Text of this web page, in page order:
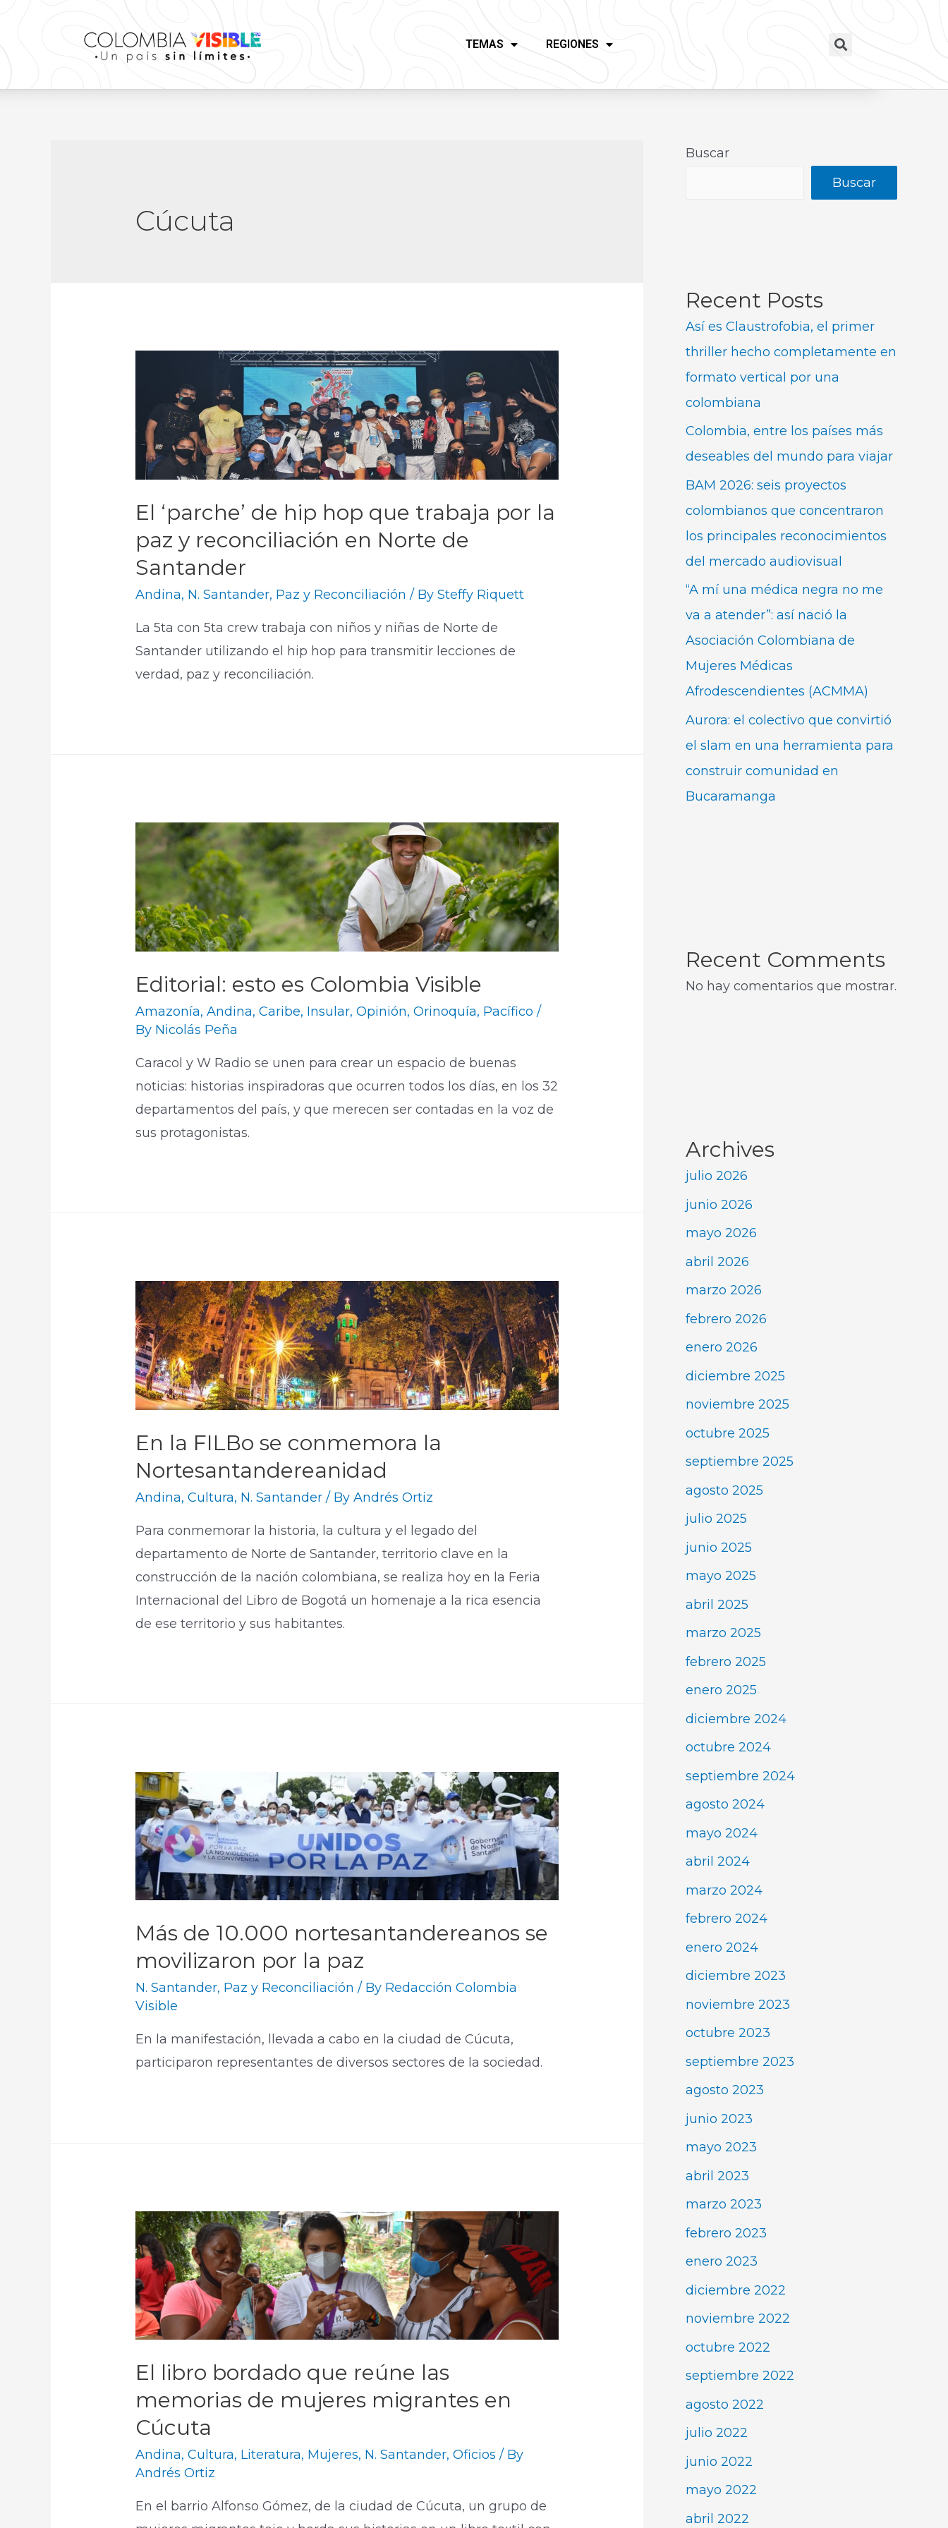
TEMAS REGIONES
Cúcuta
El ‘parche’ de hip hop que trabaja por la
paz y reconciliación en Norte de
Santander
Andina, N. Santander, Paz y Reconciliación / BySteffy Riquett
La 5ta con 5ta crew trabaja con niños y niñas de Norte de
Santander utilizando el hip hop para transmitir lecciones de
verdad, paz y reconciliación.
Editorial: esto es Colombia Visible
Amazonía,Andina,Caribe, Insular,Opinión,Orinoquía, Pacífico /
By Nicolás Peña
Caracol y W Radio se unen para crear un espacio de buenas
noticias: historias inspiradoras que ocurren todos los días, en los 32
departamentos del país, y que merecen ser contadas en la voz de
sus protagonistas.
En la FILBo se conmemora la
Nortesantandereanidad
Andina,Cultura, N. Santander / ByAndrés Ortiz
Para conmemorar la historia, la cultura y el legado del
departamento de Norte de Santander, territorio clave en la
construcción de la nación colombiana, se realiza hoy en la Feria
Internacional del Libro de Bogotá un homenaje a la rica esencia
de ese territorio y sus habitantes.
Más de 10.000 nortesantandereanos se
movilizaron por la paz
N. Santander, Paz y Reconciliación / By Redacción Colombia
Visible
En la manifestación, llevada a cabo en la ciudad de Cúcuta,
participaron representantes de diversos sectores de la sociedad.
El libro bordado que reúne las
memorias de mujeres migrantes en
Cúcuta
Andina,Cultura, Literatura, Mujeres, N. Santander,Oficios / By
Andrés Ortiz
En el barrio Alfonso Gómez, de la ciudad de Cúcuta, un grupo de
Buscar
Buscar
Recent Posts
Así es Claustrofobia, el primer
thriller hecho completamente en
formato vertical por una
colombiana
Colombia, entre los países más
deseables del mundo para viajar
BAM 2026: seis proyectos
colombianos que concentraron
los principales reconocimientos
del mercado audiovisual
“A mí una médica negra no me
va a atender”: así nació la
Asociación Colombiana de
Mujeres Médicas
Afrodescendientes (ACMMA)
Aurora: el colectivo que convirtió
el slam en una herramienta para
construir comunidad en
Bucaramanga
Recent Comments
No hay comentarios que mostrar.
Archives
julio 2026
junio 2026
mayo 2026
abril 2026
marzo 2026
febrero 2026
enero 2026
diciembre 2025
noviembre 2025
octubre 2025
septiembre 2025
agosto 2025
julio 2025
junio 2025
mayo 2025
abril 2025
marzo 2025
febrero 2025
enero 2025
diciembre 2024
octubre 2024
septiembre 2024
agosto 2024
mayo 2024
abril 2024
marzo 2024
febrero 2024
enero 2024
diciembre 2023
noviembre 2023
octubre 2023
septiembre 2023
agosto 2023
junio 2023
mayo 2023
abril 2023
marzo 2023
febrero 2023
enero 2023
diciembre 2022
noviembre 2022
octubre 2022
septiembre 2022
agosto 2022
julio 2022
junio 2022
mayo 2022
abril 2022